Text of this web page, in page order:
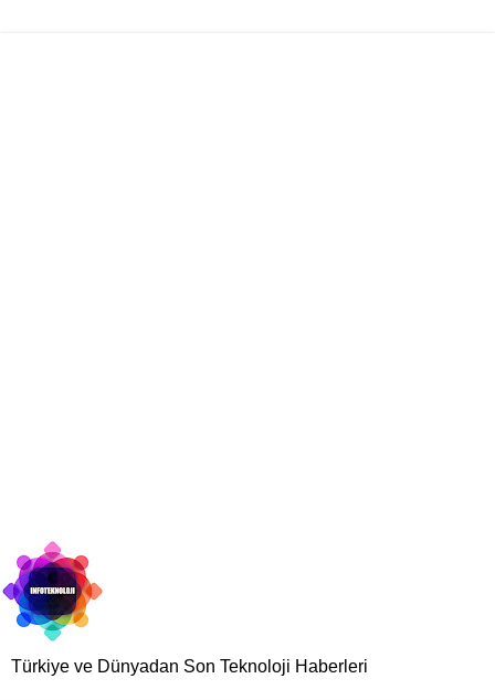
Türkiye ve Dünyadan Son Teknoloji Haberleri